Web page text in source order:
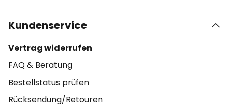
Kundenservice
Vertrag widerrufen
FAQ & Beratung
Bestellstatus prüfen
Rücksendung/Retouren